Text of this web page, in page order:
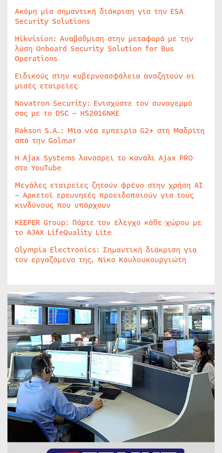
Ακόμη μία σημαντική διάκριση για την ESA
Security Solutions
Hikvision: Αναβάθμιση στην μεταφορά με την
λύση Onboard Security Solution for Bus
Operations
Ειδικούς στην κυβερνοασφάλεια αναζητούν οι
μισές εταιρείες
Novatron Security: Ενισχύστε τον συναγερμό
σας με το DSC – HS2016NKE
Rakson S.A.: Μία νέα εμπειρία G2+ στη Μαδρίτη
από την Golmar
Η Ajax Systems λανσάρει το κανάλι Ajax PRO
στο YouTube
Μεγάλες εταιρείες ζητούν φρένο στην χρήση AI
– Αρκετοί ερευνητές προειδοποιούν για τους
κινδύνους που υπάρχουν
KEEPER Group: Πάρτε τον έλεγχο κάθε χώρου με
το AJAX LifeQuality Lite
Olympia Electronics: Σημαντική διάκριση για
τον εργαζόμενο της, Νίκο Κουλουκουργιώτη